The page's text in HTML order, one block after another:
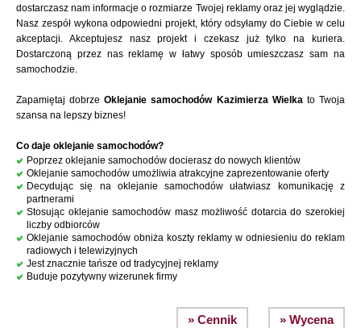
dostarczasz nam informacje o rozmiarze Twojej reklamy oraz jej wyglądzie.
Nasz zespół wykona odpowiedni projekt, który odsyłamy do Ciebie w celu
akceptacji. Akceptujesz nasz projekt i czekasz już tylko na kuriera.
Dostarczoną przez nas reklamę w łatwy sposób umieszczasz sam na
samochodzie.
Zapamiętaj dobrzeOklejanie samochodów Kazimierza Wielkato Twoja
szansa na lepszy biznes!
Co daje oklejanie samochodów?
Poprzez oklejanie samochodów docierasz do nowych klientów
Oklejanie samochodów umożliwia atrakcyjne zaprezentowanie oferty
Decydując się na oklejanie samochodów ułatwiasz komunikację z
partnerami
Stosując oklejanie samochodów masz możliwość dotarcia do szerokiej
liczby odbiorców
Oklejanie samochodów obniża koszty reklamy w odniesieniu do reklam
radiowych i telewizyjnych
Jest znacznie tańsze od tradycyjnej reklamy
Buduje pozytywny wizerunek firmy
» Wycena
» Cennik